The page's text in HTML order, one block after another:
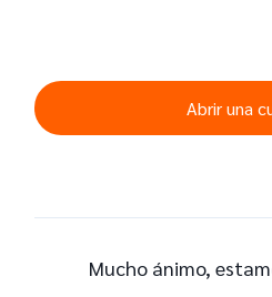
Abrir una
Mucho ánimo,